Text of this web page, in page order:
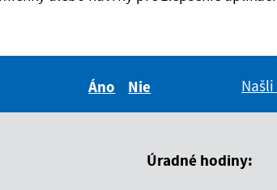
Áno
Nie
Úradné hodiny: